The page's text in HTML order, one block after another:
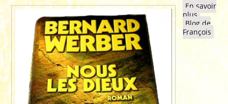
En savoir
plus à propos
de 2005
de
Blog de
François